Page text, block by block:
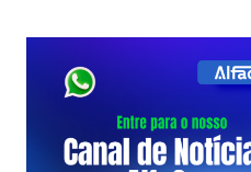
PA
COMISSÃO
ORGANIZADORA
FORMADA!